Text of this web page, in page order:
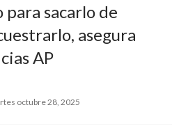
sacarlo de
asegura
AP
octubre 28, 2025